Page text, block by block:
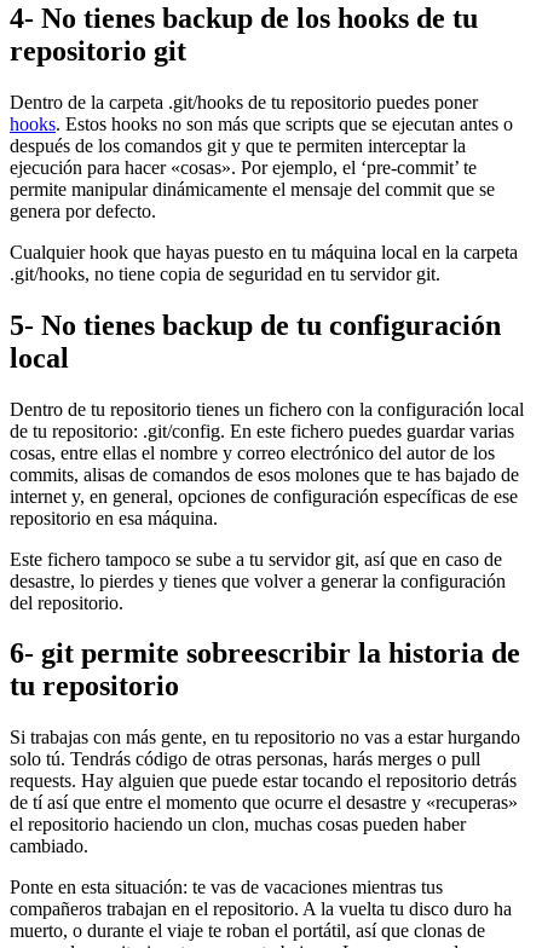
4- No tienes backup de los hooks de tu
repositorio git
Dentro de la carpeta .git/hooks de tu repositorio puedes poner
hooks. Estos hooks no son más que scripts que se ejecutan antes o
después de los comandos git y que te permiten interceptar la
ejecución para hacer «cosas». Por ejemplo, el ‘pre-commit’ te
permite manipular dinámicamente el mensaje del commit que se
genera por defecto.
Cualquier hook que hayas puesto en tu máquina local en la carpeta
.git/hooks, no tiene copia de seguridad en tu servidor git.
5- No tienes backup de tu configuración
local
Dentro de tu repositorio tienes un fichero con la configuración local
de tu repositorio: .git/config. En este fichero puedes guardar varias
cosas, entre ellas el nombre y correo electrónico del autor de los
commits, alisas de comandos de esos molones que te has bajado de
internet y, en general, opciones de configuración específicas de ese
repositorio en esa máquina.
Este fichero tampoco se sube a tu servidor git, así que en caso de
desastre, lo pierdes y tienes que volver a generar la configuración
del repositorio.
6- git permite sobreescribir la historia de
tu repositorio
Si trabajas con más gente, en tu repositorio no vas a estar hurgando
solo tú. Tendrás código de otras personas, harás merges o pull
requests. Hay alguien que puede estar tocando el repositorio detrás
de tí así que entre el momento que ocurre el desastre y «recuperas»
el repositorio haciendo un clon, muchas cosas pueden haber
cambiado.
Ponte en esta situación: te vas de vacaciones mientras tus
compañeros trabajan en el repositorio. A la vuelta tu disco duro ha
muerto, o durante el viaje te roban el portátil, así que clonas de